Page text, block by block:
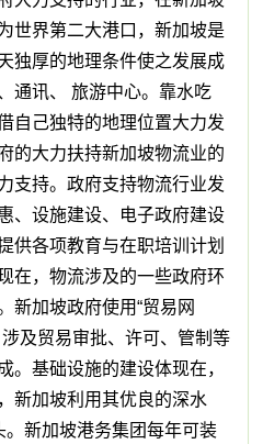
世界第二大港口，新加坡是
独厚的地理条件使之发展成
通讯、 旅游中心。靠水吃
自己独特的地理位置大力发
的大力扶持新加坡物流业的
支持。政府支持物流行业发
、设施建设、电子政府建设
供各项教育与在职培训计划
在，物流涉及的一些政府环
新加坡政府使用“贸易网
及贸易审批、许可、管制等
。基础设施的建设体现在，
新加坡利用其优良的深水
新加坡港务集团每年可装